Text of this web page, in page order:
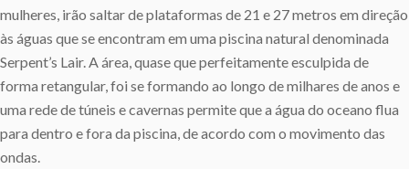
mulheres, irão saltar de plataformas de 21 e 27 metros em direção
às águas que se encontram em uma piscina natural denominada
Serpent’s Lair. A área, quase que perfeitamente esculpida de
forma retangular, foi se formando ao longo de milhares de anos e
uma rede de túneis e cavernas permite que a água do oceano flua
para dentro e fora da piscina, de acordo com o movimento das
ondas.